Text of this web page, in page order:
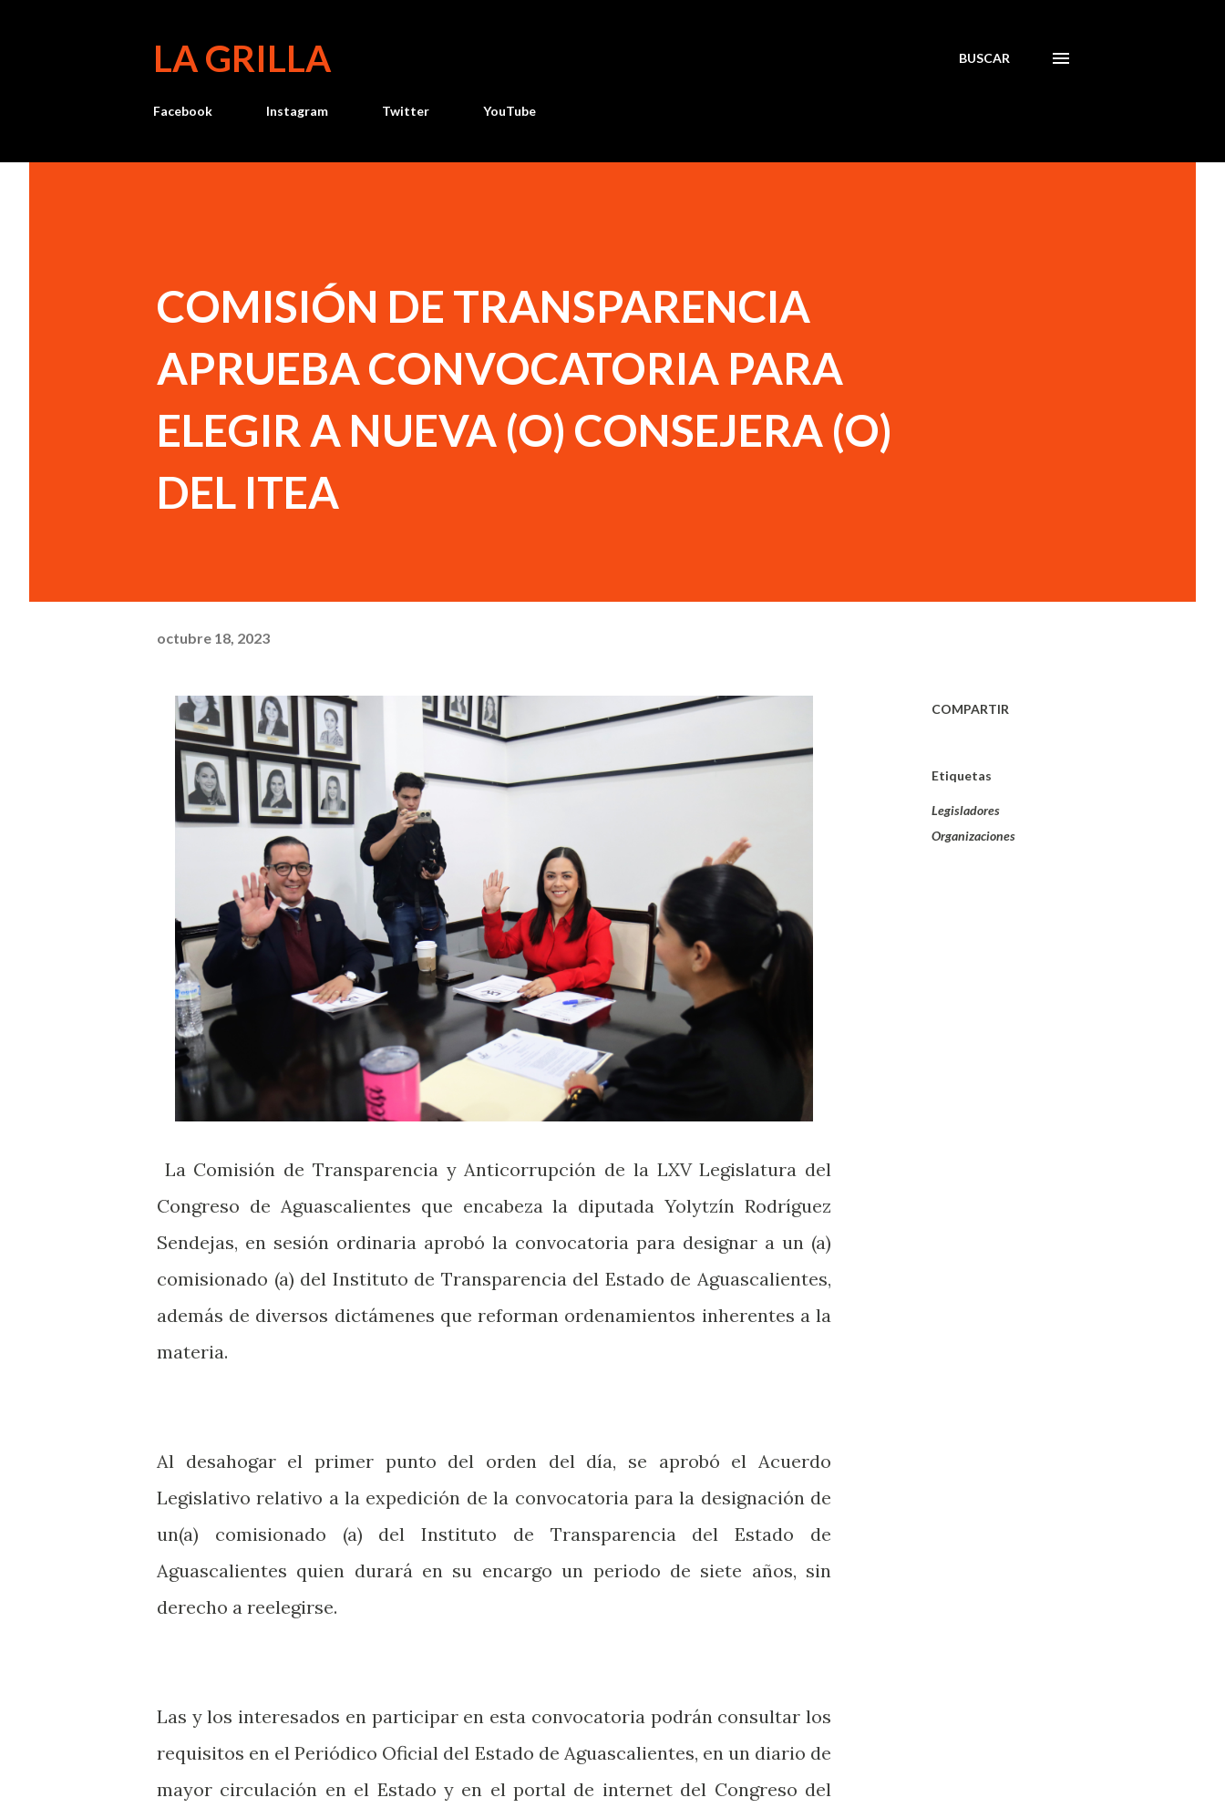
LA GRILLA BUSCAR
Facebook Instagram Twitter YouTube
COMISIÓN DE TRANSPARENCIA
APRUEBA CONVOCATORIA PARA
ELEGIR A NUEVA (O) CONSEJERA (O)
DEL ITEA
octubre 18, 2023
La Comisión de Transparencia y Anticorrupción de la LXV Legislatura del
Congreso de Aguascalientes que encabeza la diputada Yolytzín Rodríguez
Sendejas, en sesión ordinaria aprobó la convocatoria para designar a un (a)
comisionado (a) del Instituto de Transparencia del Estado de Aguascalientes,
además de diversos dictámenes que reforman ordenamientos inherentes a la
materia.
Al desahogar el primer punto del orden del día, se aprobó el Acuerdo
Legislativo relativo a la expedición de la convocatoria para la designación de
un(a) comisionado (a) del Instituto de Transparencia del Estado de
Aguascalientes quien durará en su encargo un periodo de siete años, sin
derecho a reelegirse.
Las y los interesados en participar en esta convocatoria podrán consultar los
requisitos en el Periódico Oficial del Estado de Aguascalientes, en un diario de
mayor circulación en el Estado y en el portal de internet del Congreso del
COMPARTIR
Etiquetas
Legisladores
Organizaciones